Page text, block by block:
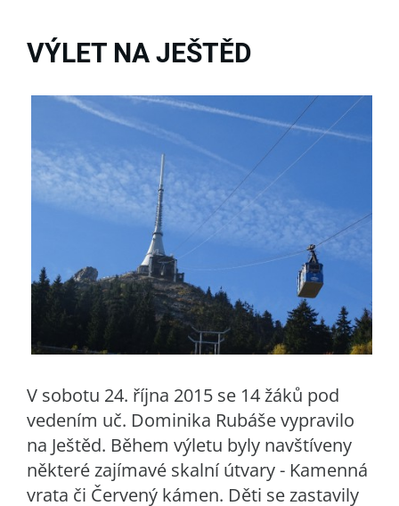
VÝLET NA JEŠTĚD
V sobotu 24. října 2015 se 14 žáků pod
vedením uč. Dominika Rubáše vypravilo
na Ještěd. Během výletu byly navštíveny
některé zajímavé skalní útvary - Kamenná
vrata či Červený kámen. Děti se zastavily